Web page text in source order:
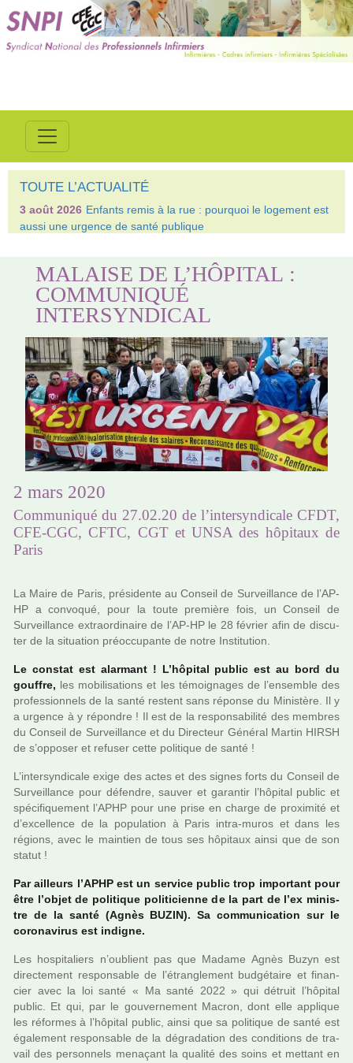
TOUTE L’ACTUALITÉ
3 août 2026 Enfants remis à la rue : pourquoi le logement est
aussi une urgence de santé publique
MALAISE DE L’HÔPITAL :
COMMUNIQUÉ
INTERSYNDICAL
2 mars 2020
Communiqué du 27.02.20 de l’intersyndicale CFDT,
CFE-CGC, CFTC, CGT et UNSA des hôpitaux de
Paris
La Maire de Paris, pré­si­dente au Conseil de Surveillance de l’AP-
HP a convo­qué, pour la toute pre­mière fois, un Conseil de
Surveillance extra­or­di­naire de l’AP-HP le 28 février afin de dis­cu­
ter de la situa­tion préoc­cu­pante de notre Institution.
Le cons­tat est alar­mant ! L’hôpi­tal public est au bord du
gouf­fre, les mobi­li­sa­tions et les témoi­gna­ges de l’ensem­ble des
pro­fes­sion­nels de la santé res­tent sans réponse du Ministère. Il y
a urgence à y répon­dre ! Il est de la res­pon­sa­bi­lité des mem­bres
du Conseil de Surveillance et du Directeur Général Martin HIRSH
de s’oppo­ser et refu­ser cette poli­ti­que de santé !
L’inter­syn­di­cale exige des actes et des signes forts du Conseil de
Surveillance pour défen­dre, sauver et garan­tir l’hôpi­tal public et
spé­ci­fi­que­ment l’APHP pour une prise en charge de proxi­mité et
d’excel­lence de la popu­la­tion à Paris intra-muros et dans les
régions, avec le main­tien de tous ses hôpi­taux ainsi que de son
statut !
Par ailleurs l’APHP est un ser­vice public trop impor­tant pour
être l’objet de poli­ti­que poli­ti­cienne de la part de l’ex minis­
tre de la santé (Agnès BUZIN). Sa com­mu­ni­ca­tion sur le
coro­na­vi­rus est indi­gne.
Les hos­pi­ta­liers n’oublient pas que Madame Agnès Buzyn est
direc­te­ment res­pon­sa­ble de l’étranglement bud­gé­taire et finan­
cier avec la loi santé « Ma santé 2022 » qui détruit l’hôpi­tal
public. Et qui, par le gou­ver­ne­ment Macron, dont elle appli­que
les réfor­mes à l’hôpi­tal public, ainsi que sa poli­ti­que de santé est
également res­pon­sa­ble de la dégra­da­tion des condi­tions de tra­
vail des per­son­nels mena­çant la qua­lité des soins et met­tant en